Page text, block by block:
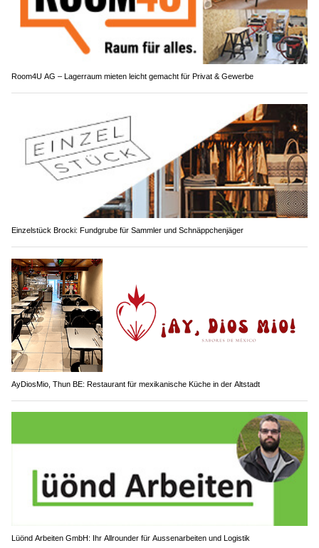
Room4U AG – Lagerraum mieten leicht gemacht für Privat & Gewerbe
Einzelstück Brocki: Fundgrube für Sammler und Schnäppchenjäger
AyDiosMio, Thun BE: Restaurant für mexikanische Küche in der Altstadt
Lüönd Arbeiten GmbH: Ihr Allrounder für Aussenarbeiten und Logistik